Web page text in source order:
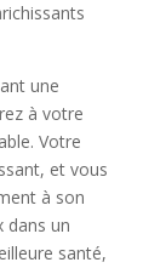
une
à votre
Votre
et vous
à son
dans un
santé,